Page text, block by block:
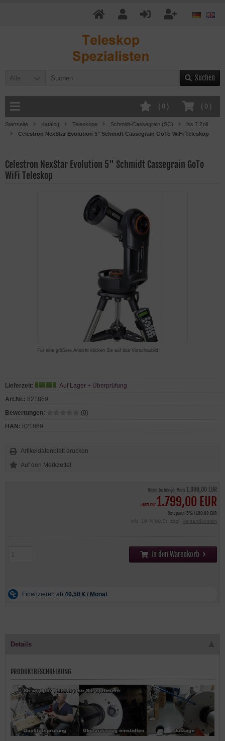
Alle Suchen
( 0 )
( 0 )
Startseite Katalog Teleskope Schmidt-Cassegrain (SC)
bis 7 Zoll
Celestron NexStar Evolution 5" Schmidt Cassegrain GoTo WiFi Teleskop
Celestron NexStar Evolution 5" Schmidt Cassegrain GoTo
WiFi Teleskop
Für eine größere Ansicht klicken Sie auf das Vorschaubild
Unser bisheriger Preis 1.899,00 EUR
Jetzt nur1.799,00 EUR
Sie sparen 5% / 100,00 EUR
inkl. 19 % MwSt. zzgl.
Versandkosten
In den Warenkorb
Lieferzeit:
Auf Lager + Überprüfung
Art.Nr.: 821869
Bewertungen:
(0)
HAN: 821869
Artikeldatenblatt drucken
Details
PRODUKTBESCHREIBUNG